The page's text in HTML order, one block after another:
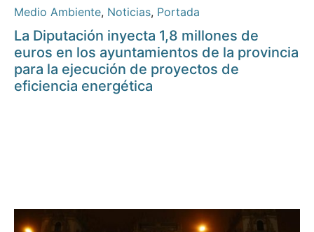
Medio Ambiente, Noticias, Portada
La Diputación inyecta 1,8 millones de
euros en los ayuntamientos de la provincia
para la ejecución de proyectos de
eficiencia energética